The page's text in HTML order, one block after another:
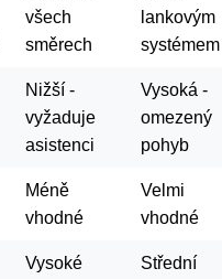
všech
směrech
lankovým
systémem
Nižší -
vyžaduje
asistenci
Vysoká -
omezený
pohyb
Méně
vhodné
Velmi
vhodné
Vysoké Střední